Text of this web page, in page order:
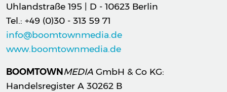
Uhlandstraße 195 | D - 10623 Berlin
Tel.: +49 (0)30 - 313 59 71
info@boomtownmedia.de
www.boomtownmedia.de
BOOMTOWNMEDIAGmbH & Co KG:
Handelsregister A 30262 B